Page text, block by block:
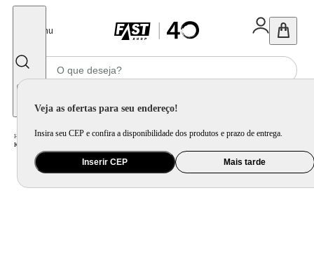
Menu
Veja as ofertas para seu endereço!
Insira seu CEP e confira a disponibilidade dos produtos e prazo de entrega.
Inserir CEP Mais tarde
Home Eletroportátil / Máquina de Café e Preparação de Bebida / Cafeteira Elétrica /
KIT CAFETEIRA NESCAFÉ DOLCE GUSTO MINI ME PRETA + 30 CÁPSULAS